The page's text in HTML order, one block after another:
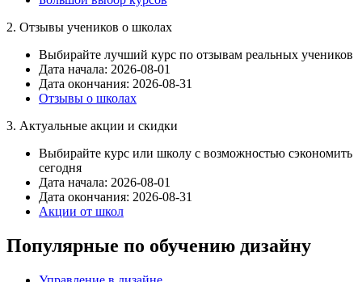
2. Отзывы учеников о школах
Выбирайте лучший курс по отзывам реальных учеников
Дата начала: 2026-08-01
Дата окончания: 2026-08-31
Отзывы о школах
3. Актуальные акции и скидки
Выбирайте курс или школу с возможностью сэкономить
сегодня
Дата начала: 2026-08-01
Дата окончания: 2026-08-31
Акции от школ
Популярные по обучению дизайну